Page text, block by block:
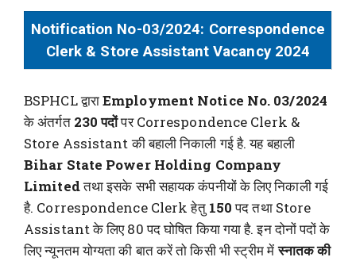
Notification No-03/2024: Correspondence
Clerk & Store Assistant Vacancy 2024
BSPHCL द्वाराEmployment Notice No. 03/2024
के अंतर्गत 230 पदोंपर Correspondence Clerk &
Store Assistant की बहाली निकाली गई है. यह बहाली
Bihar State Power Holding Company
Limitedतथा इसके सभी सहायक कंपनीयों के लिए निकाली गई
है. Correspondence Clerk हेतु 150पद तथा Store
Assistant के लिए 80 पद घोषित किया गया है. इन दोनों पदों के
लिए न्यूनतम योग्यता की बात करें तो किसी भी स्ट्रीम मेंस्नातक की